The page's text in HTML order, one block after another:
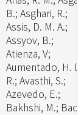
B.; Asghari, R.;
Assis, D. M. A.;
Assyov, B.;
Atienza, V;
Aumentado, H. D.
R.; Avasthi, S.;
Azevedo, E.;
Bakhshi, M.; Bao,